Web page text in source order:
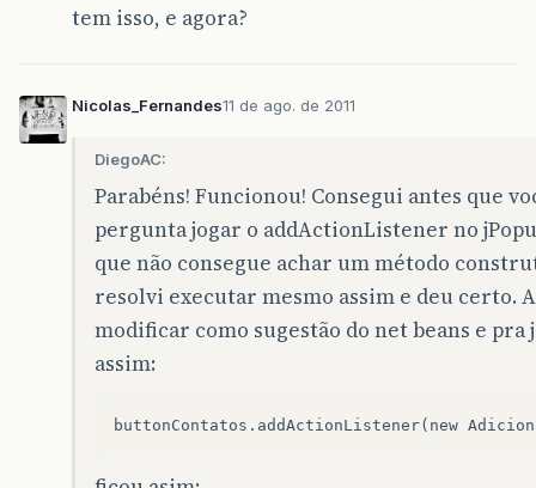
tem isso, e agora?
Nicolas_Fernandes11 de ago. de 2011
DiegoAC:
Parabéns! Funcionou! Consegui antes que
pergunta jogar o addActionListener no
que não consegue achar um método
resolvi executar mesmo assim e deu certo.
modificar como sugestão do net beans e pra
assim: